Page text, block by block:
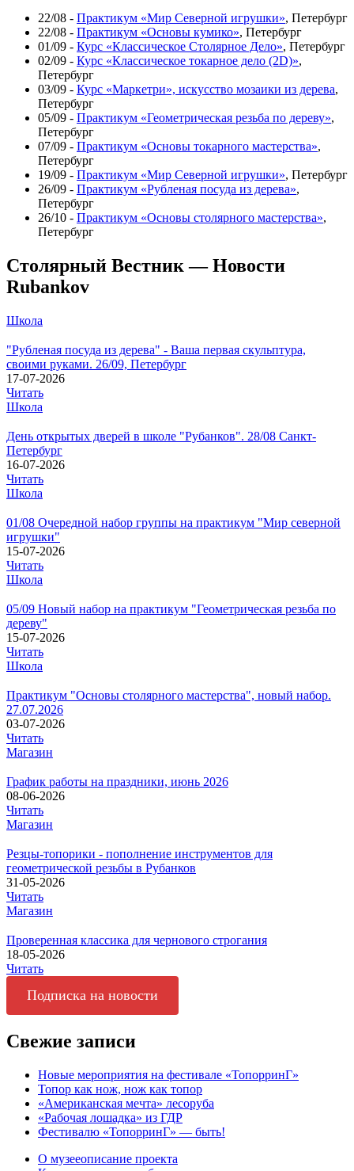
«Урок
труда»
22/08 - Практикум «Мир Северной игрушки», Петербург
22/08 - Практикум «Основы кумико», Петербург
01/09 - Курс «Классическое Столярное Дело», Петербург
02/09 - Курс «Классическое токарное дело (2D)»,
Петербург
03/09 - Курс «Маркетри», искусство мозаики из дерева,
Петербург
05/09 - Практикум «Геометрическая резьба по дереву»,
Петербург
07/09 - Практикум «Основы токарного мастерства»,
Петербург
19/09 - Практикум «Мир Северной игрушки», Петербург
26/09 - Практикум «Рубленая посуда из дерева»,
Петербург
26/10 - Практикум «Основы столярного мастерства»,
Петербург
Столярный Вестник — Новости
Rubankov
Школа
"Рубленая посуда из дерева" - Ваша первая скульптура,
своими руками. 26/09, Петербург
17-07-2026
Читать
Школа
День открытых дверей в школе "Рубанков". 28/08 Санкт-
Петербург
16-07-2026
Читать
Школа
01/08 Очередной набор группы на практикум "Мир северной
игрушки"
15-07-2026
Читать
Школа
05/09 Новый набор на практикум "Геометрическая резьба по
дереву"
15-07-2026
Читать
Школа
Практикум "Основы столярного мастерства", новый набор.
27.07.2026
03-07-2026
Читать
Магазин
График работы на праздники, июнь 2026
08-06-2026
Читать
Магазин
Резцы-топорики - пополнение инструментов для
геометрической резьбы в Рубанков
31-05-2026
Читать
Магазин
Проверенная классика для чернового строгания
18-05-2026
Читать
Подписка на новости
Свежие записи
Новые мероприятия на фестивале «ТопорринГ»
Топор как нож, нож как топор
«Американская мечта» лесоруба
«Рабочая лошадка» из ГДР
Фестивалю «ТопорринГ» — быть!
О музееописание проекта